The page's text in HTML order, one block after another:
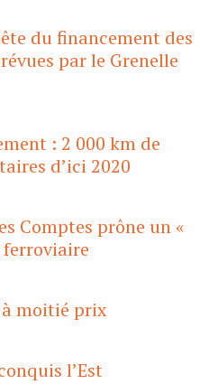
du financement des
par le Grenelle
: 2 000 km de
d’ici 2020
Comptes prône un «
ferroviaire
à moitié prix
l’Est